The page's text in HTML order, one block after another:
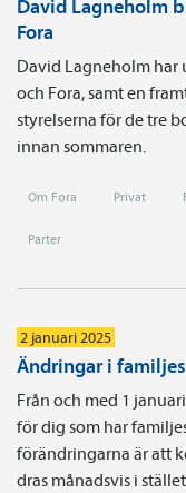
David Lagneholm
Fora
David Lagneholm har
och Fora, samt en
styrelserna för de tre
innan sommaren.
Om Fora Privat
Parter
2 januari 2025
Ändringar i
Från och med 1
för dig som har
förändringarna är att
dras månadsvis i